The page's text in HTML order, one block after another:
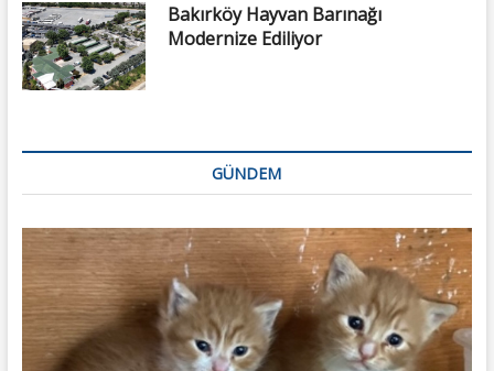
Bakırköy Hayvan Barınağı
Modernize Ediliyor
GÜNDEM